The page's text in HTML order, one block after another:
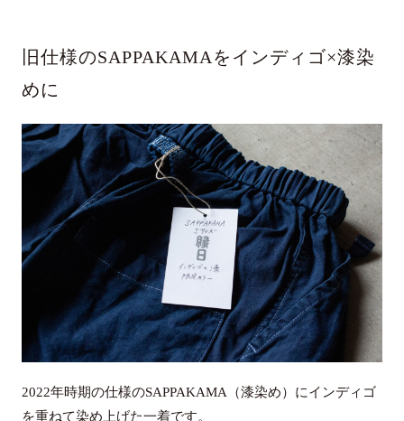
旧仕様のSAPPAKAMAをインディゴ×漆染
めに
2022年時期の仕様のSAPPAKAMA（漆染め）にインディゴ
を重ねて染め上げた一着です。